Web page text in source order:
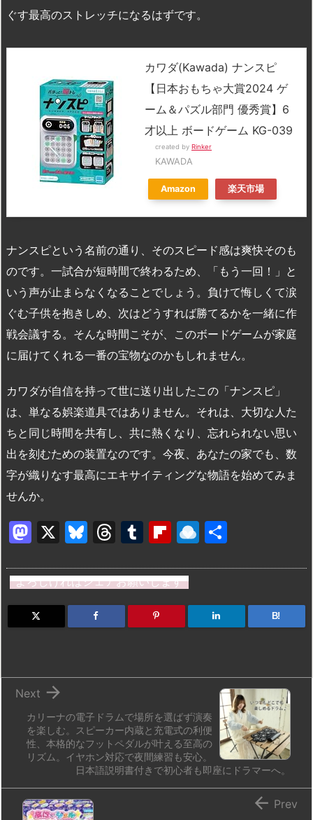
ぐす最高のストレッチになるはずです。
カワダ(Kawada) ナンスピ
【日本おもちゃ大賞2024 ゲ
ーム＆パズル部門 優秀賞】6
才以上 ボードゲーム KG-039
created by Rinker
KAWADA
Amazon 楽天市場
ナンスピという名前の通り、そのスピード感は爽快そのも
のです。一試合が短時間で終わるため、「もう一回！」と
いう声が止まらなくなることでしょう。負けて悔しくて涙
ぐむ子供を抱きしめ、次はどうすれば勝てるかを一緒に作
戦会議する。そんな時間こそが、このボードゲームが家庭
に届けてくれる一番の宝物なのかもしれません。
カワダが自信を持って世に送り出したこの「ナンスピ」
は、単なる娯楽道具ではありません。それは、大切な人た
ちと同じ時間を共有し、共に熱くなり、忘れられない思い
出を刻むための装置なのです。今夜、あなたの家でも、数
字が織りなす最高にエキサイティングな物語を始めてみま
せんか。
M
st
o
d
X
Bl
e
s
k
T
e
a
d
T
m
bl
r
Fl
b
o
ar
R
n
dr
o
よろしければシェアお願いします
B!
カリーナの電子ドラムで場所を選ばず演奏
を楽しむ。スピーカー内蔵と充電式の利便
性、本格的なフットペダルが叶える至高の
リズム。イヤホン対応で夜間練習も安心。
日本語説明書付きで初心者も即座にドラマーへ。

Next
 Prev